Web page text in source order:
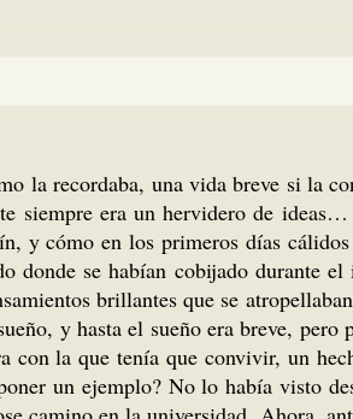
la recordaba, una vida breve si la
siempre era un hervidero de
y cómo en los primeros días
donde se habían cobijado durante
brillantes que se
y hasta el sueño era breve,
la que tenía que convivir, un
un ejemplo? No lo había visto